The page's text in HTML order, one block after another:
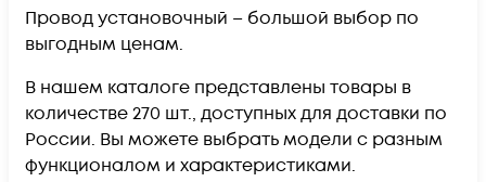
Провод установочный – большой выбор по
выгодным ценам.
В нашем каталоге представлены товары в
количестве 270 шт., доступных для доставки по
России. Вы можете выбрать модели с разным
функционалом и характеристиками.